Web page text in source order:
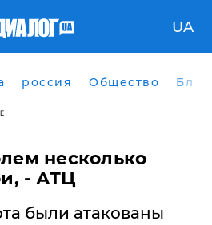
UA
россия Общество
несколько
- АТЦ
были атакованы